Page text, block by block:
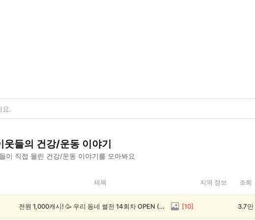
웃들의 건강/운동 이야기
이 직접 올린 건강/운동 이야기를 모아봐요
제목 지역 정보 조회
전원 1,000캐시! 🥳 우리 동네 썰전 14회차 OPEN (~8/17) [10] 3.7만